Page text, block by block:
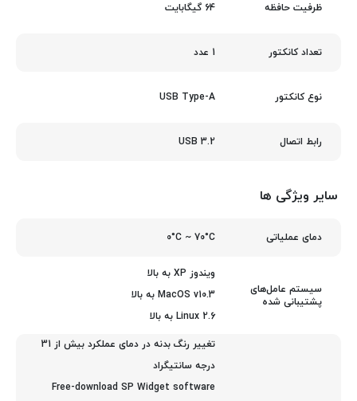
ظرفیت حافظه 64 گیگابایت
تعداد کانکتور 1 عدد
نوع کانکتور USB Type-A
رابط اتصال USB 3.2
سایر ویژگی ها
دمای عملیاتی 0°C ~ 70°C
سیستم عامل‌های
پشتیبانی شده
ویندوز XP به بالا
MacOS v10.3 به بالا
Linux 2.6 به بالا
تغییر رنگ بدنه در دمای عملکرد بیش از 31
درجه سانتیگراد
Free-download SP Widget software